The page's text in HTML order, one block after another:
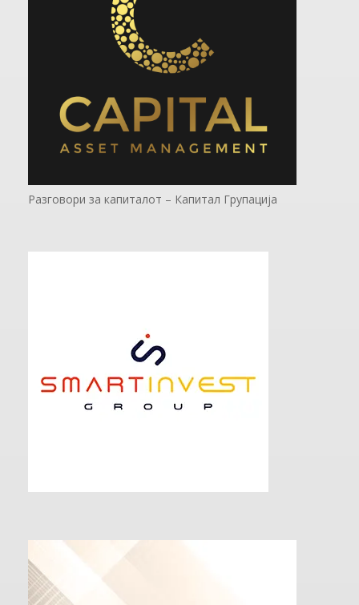
Разговори за капиталот – Капитал Групација